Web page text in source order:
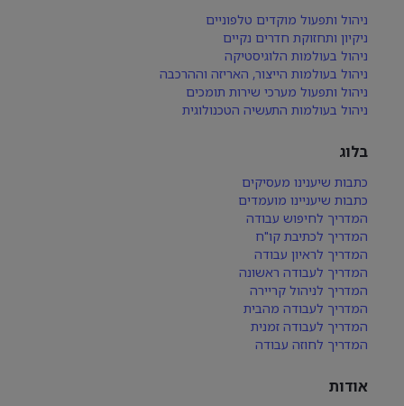
ניהול ותפעול מוקדים טלפוניים
ניקיון ותחזוקת חדרים נקיים
ניהול בעולמות הלוגיסטיקה
ניהול בעולמות הייצור, האריזה וההרכבה
ניהול ותפעול מערכי שירות תומכים
ניהול בעולמות התעשיה הטכנולוגית
בלוג
כתבות שיענינו מעסיקים
כתבות שיעניינו מועמדים
המדריך לחיפוש עבודה
המדריך לכתיבת קו"ח
המדריך לראיון עבודה
המדריך לעבודה ראשונה
המדריך לניהול קריירה
המדריך לעבודה מהבית
המדריך לעבודה זמנית
המדריך לחוזה עבודה
אודות